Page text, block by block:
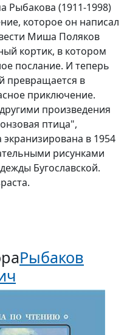
Рыбакова (1911-1998)
которое он написал
Миша Поляков
кортик, в котором
послание. И теперь
превращается в
приключение.
произведения
птица",
в 1954
рисунками
Бугославской.
Рыбаков